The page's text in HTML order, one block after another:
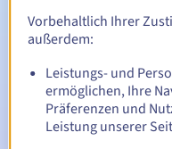
Warn-E-Mails:
E-Mail am Ablaufdatum
Sperrung des
Vorbehaltlich Ihrer
außerdem:
Leistungs- und
ermöglichen, Ihre
Präferenzen und
Leistung unserer